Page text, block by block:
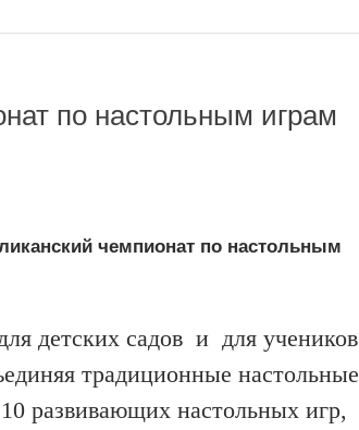
по настольным играм
чемпионат по настольным
детских садов и для учеников
традиционные настольные
развивающих настольных игр,